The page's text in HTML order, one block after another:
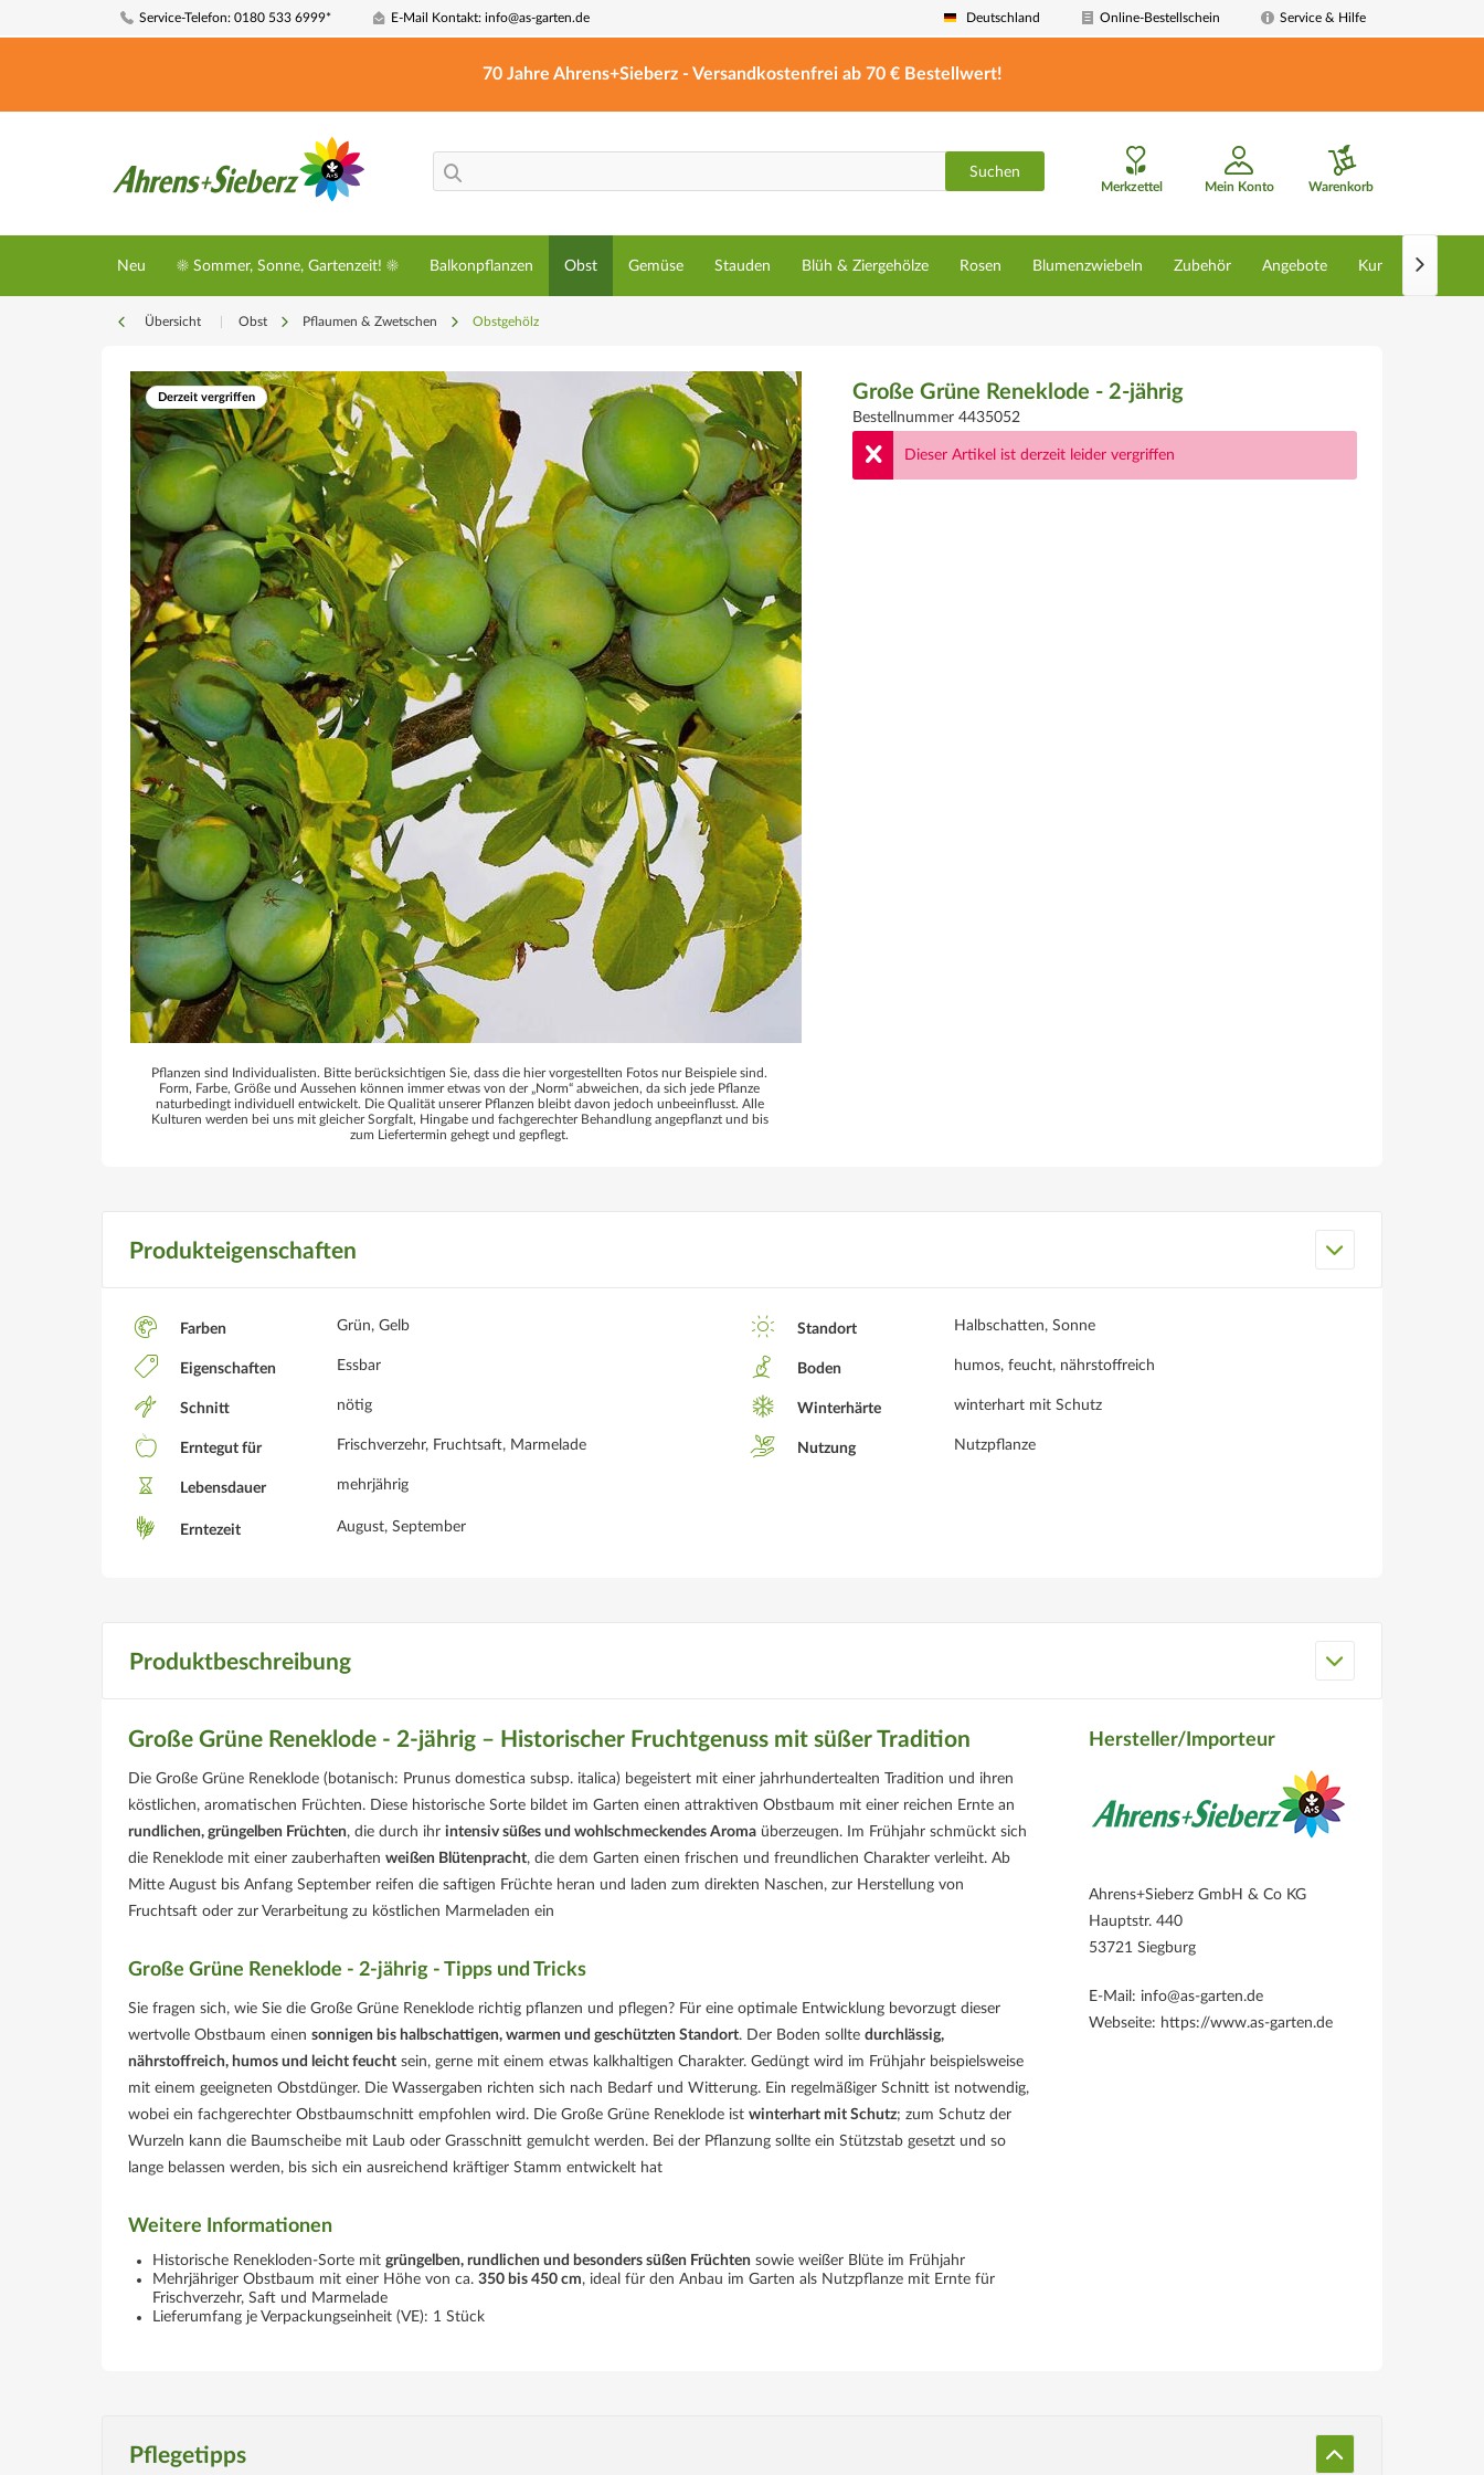
Service-Telefon: 0180 533 6999* E-Mail Kontakt: info@as-garten.de Deutschland Online-Bestellschein Service & Hilfe
70 Jahre Ahrens+Sieberz - Versandkostenfrei ab 70 € Bestellwert!
Suchen
Merkzettel Mein Konto Warenkorb
Neu ☀️ Sommer, Sonne, Gartenzeit! ☀️ Balkonpflanzen Obst Gemüse Stauden Blüh & Ziergehölze Rosen Blumenzwiebeln Zubehör Angebote Kunstpflanzen

Übersicht Obst Pflaumen & Zwetschen Obstgehölz
Derzeit vergriffen
Pflanzen sind Individualisten. Bitte berücksichtigen Sie, dass die hier vorgestellten Fotos nur Beispiele sind.
Form, Farbe, Größe und Aussehen können immer etwas von der „Norm“ abweichen, da sich jede Pflanze
naturbedingt individuell entwickelt. Die Qualität unserer Pflanzen bleibt davon jedoch unbeeinflusst. Alle
Kulturen werden bei uns mit gleicher Sorgfalt, Hingabe und fachgerechter Behandlung angepflanzt und bis
zum Liefertermin gehegt und gepflegt.
Große Grüne Reneklode - 2-jährig
Bestellnummer 4435052
Dieser Artikel ist derzeit leider vergriffen
Produkteigenschaften
Farben Grün, Gelb Standort Halbschatten, Sonne
Eigenschaften Essbar Boden humos, feucht, nährstoffreich
Schnitt nötig Winterhärte winterhart mit Schutz
Erntegut für Frischverzehr, Fruchtsaft, Marmelade Nutzung Nutzpflanze
Lebensdauer mehrjährig
Erntezeit August, September
Produktbeschreibung
Große Grüne Reneklode - 2-jährig – Historischer Fruchtgenuss mit süßer Tradition
Die Große Grüne Reneklode (botanisch: Prunus domestica subsp. italica) begeistert mit einer jahrhundertealten Tradition und ihren
köstlichen, aromatischen Früchten. Diese historische Sorte bildet im Garten einen attraktiven Obstbaum mit einer reichen Ernte an
rundlichen, grüngelben Früchten, die durch ihr intensiv süßes und wohlschmeckendes Aroma überzeugen. Im Frühjahr schmückt sich
die Reneklode mit einer zauberhaften weißen Blütenpracht, die dem Garten einen frischen und freundlichen Charakter verleiht. Ab
Mitte August bis Anfang September reifen die saftigen Früchte heran und laden zum direkten Naschen, zur Herstellung von
Fruchtsaft oder zur Verarbeitung zu köstlichen Marmeladen ein
Große Grüne Reneklode - 2-jährig - Tipps und Tricks
Sie fragen sich, wie Sie die Große Grüne Reneklode richtig pflanzen und pflegen? Für eine optimale Entwicklung bevorzugt dieser
wertvolle Obstbaum einen sonnigen bis halbschattigen, warmen und geschützten Standort. Der Boden sollte durchlässig,
nährstoffreich, humos und leicht feucht sein, gerne mit einem etwas kalkhaltigen Charakter. Gedüngt wird im Frühjahr beispielsweise
mit einem geeigneten Obstdünger. Die Wassergaben richten sich nach Bedarf und Witterung. Ein regelmäßiger Schnitt ist notwendig,
wobei ein fachgerechter Obstbaumschnitt empfohlen wird. Die Große Grüne Reneklode ist winterhart mit Schutz; zum Schutz der
Wurzeln kann die Baumscheibe mit Laub oder Grasschnitt gemulcht werden. Bei der Pflanzung sollte ein Stützstab gesetzt und so
lange belassen werden, bis sich ein ausreichend kräftiger Stamm entwickelt hat
Weitere Informationen
Historische Renekloden-Sorte mit grüngelben, rundlichen und besonders süßen Früchten sowie weißer Blüte im Frühjahr
Mehrjähriger Obstbaum mit einer Höhe von ca. 350 bis 450 cm, ideal für den Anbau im Garten als Nutzpflanze mit Ernte für
Frischverzehr, Saft und Marmelade
Lieferumfang je Verpackungseinheit (VE): 1 Stück
Hersteller/Importeur
Ahrens+Sieberz GmbH & Co KG
Hauptstr. 440
53721 Siegburg
E-Mail: info@as-garten.de
Webseite: https://www.as-garten.de
Pflegetipps